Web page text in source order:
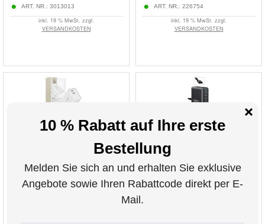
ART. NR.: 3013013
inkl. 19 % MwSt. zzgl.
VERSANDKOSTEN
ART. NR.: 226754
inkl. 19 % MwSt. zzgl.
VERSANDKOSTEN
Tech-Protect C35W Dual-Port USB-C
14,50EUR
ART. NR.:3014624
Essager 320W GaN Multi-Port Desktop
Stecker - Schwarz
35,90EUR
ART. NR.: 3009991